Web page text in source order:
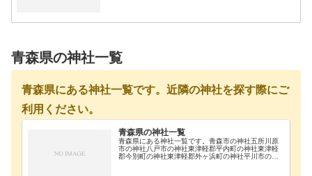
青森県の神社一覧
青森県にある神社一覧です。近隣の神社を探す際にご
利用ください。
青森県の神社一覧
青森県にある神社一覧です。青森市の神社五所川原
市の神社八戸市の神社東津軽郡平内町の神社東津軽
郡今別町の神社東津軽郡外ヶ浜町の神社平川市の神